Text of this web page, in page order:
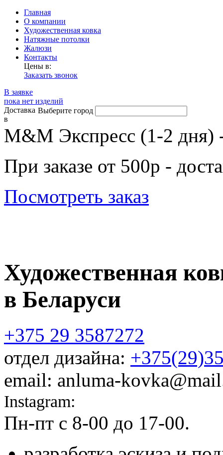
Главная
О компании
Художественная ковка
Натяжные потолки
Жалюзи
Контакты
Цены в:
Заказать звонок
В заявке
пока нет изделий
Доставка
в
Выберите город
М&М Экспресс (1-2 дня)
При заказе от 500р -
Посмотреть заказ
Художественная
в Беларуси
+375 29 3587272
отдел дизайна:
email: anluma-
Instagram:
Пн-пт c 8-00 до 17-00.